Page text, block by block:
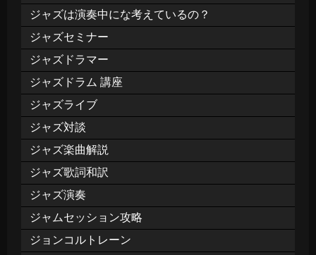
ジャズは演奏中にな考えているの？
ジャズセミナー
ジャズドラマー
ジャズドラム 講座
ジャズライブ
ジャズ対談
ジャズ楽曲解説
ジャズ歌詞和訳
ジャズ演奏
ジャムセッション攻略
ジョンコルトレーン